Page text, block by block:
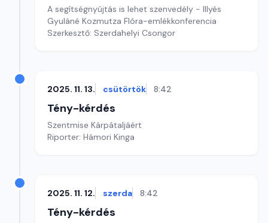
A segítségnyújtás is lehet szenvedély - Illyés
Gyuláné Kozmutza Flóra-emlékkonferencia
Szerkesztő: Szerdahelyi Csongor
2025. 11. 13. csütörtök 8:42
Tény-kérdés
Szentmise Kárpátaljáért
Riporter: Hámori Kinga
2025. 11. 12. szerda 8:42
Tény-kérdés